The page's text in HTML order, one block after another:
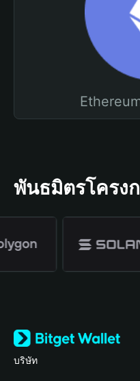
พันธมิตรโครง
บริษัท